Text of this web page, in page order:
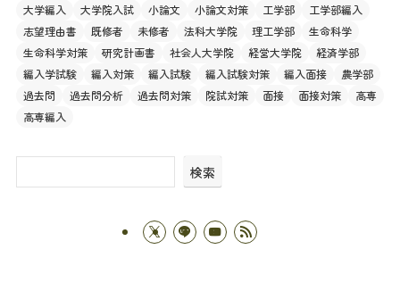
大学編入
大学院入試 小論文 小論文対策 工学部
工学部編入
志望理由書
既修者 未修者 法科大学院 理工学部
生命科学
生命科学対策
研究計画書 社会人大学院 経営大学院
経済学部
編入学試験
編入対策 編入試験 編入試験対策 編入面接
農学部
過去問
過去問分析 過去問対策 院試対策 面接 面接対策
高専
高専編入
検索